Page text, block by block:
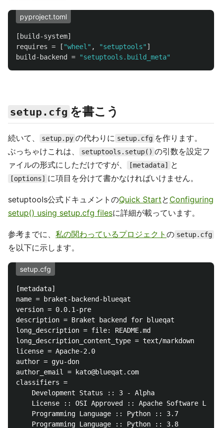
pyproject.toml
[build-system]
requires = [ "wheel" , "setuptools" ]
build-backend
= "setuptools.build_meta"
setup.cfg を書こう
続いて、 setup.py の代わりに setup.cfg を作ります。
ぶっちゃけこれは、
setuptools.setup() の引数を設定フ
ァイルの形式にしただけですが、
[metadata] と
[options] に項目を分けて書かなければいけません。
setuptools公式ドキュメントのQuick Startと Configuring
setup() using setup.cfg filesに詳細が載っています。
参考までに、 私の関わっているプロジェクト の setup.cfg
を以下に示します。
setup.cfg
[metadata]
name = braket-backend-blueqat
version = 0.0.1-pre
description = Braket backend for blueqat
long_description = file: README.md
long_description_content_type = text/markdown
license = Apache-2.0
author = gyu-don
author_email = kato@blueqat.com
classifiers =
    Development Status :: 3 - Alpha
License :: OSI Approved :: Apache Software
    Programming Language :: Python :: 3.7
    Programming Language :: Python :: 3.8